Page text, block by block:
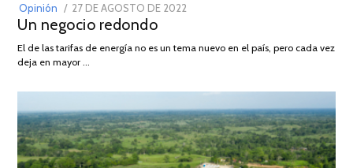
Opinión
POSTED
ON
27 DE AGOSTO DE 2022
DE
Un negocio redondo
El de las tarifas de energía no es un tema nuevo en el país, pero cada vez
deja en mayor …